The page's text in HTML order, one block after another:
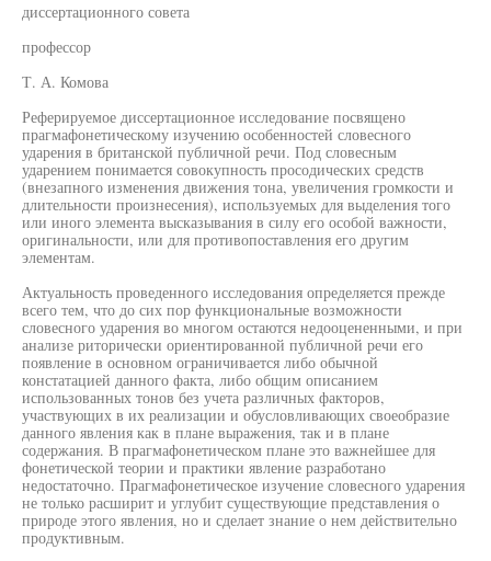
диссертационного совета
профессор
Т. А. Комова
Реферируемое диссертационное исследование посвящено
прагмафонетическому изучению особенностей словесного
ударения в британской публичной речи. Под словесным
ударением понимается совокупность просодических средств
(внезапного изменения движения тона, увеличения громкости и
длительности произнесения), используемых для выделения того
или иного элемента высказывания в силу его особой важности,
оригинальности, или для противопоставления его другим
элементам.
Актуальность проведенного исследования определяется прежде
всего тем, что до сих пор функциональные возможности
словесного ударения во многом остаются недооцененными, и при
анализе риторически ориентированной публичной речи его
появление в основном ограничивается либо обычной
констатацией данного факта, либо общим описанием
использованных тонов без учета различных факторов,
участвующих в их реализации и обусловливающих своеобразие
данного явления как в плане выражения, так и в плане
содержания. В прагмафонетическом плане это важнейшее для
фонетической теории и практики явление разработано
недостаточно. Прагмафонетическое изучение словесного ударения
не только расширит и углубит существующие представления о
природе этого явления, но и сделает знание о нем действительно
продуктивным.